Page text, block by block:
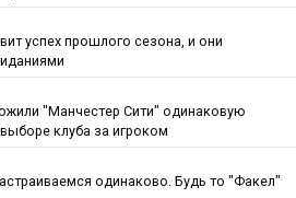
успех прошлого сезона, и они
"Манчестер Сити" одинаковую
клуба за игроком
одинаково. Будь то "Факел"